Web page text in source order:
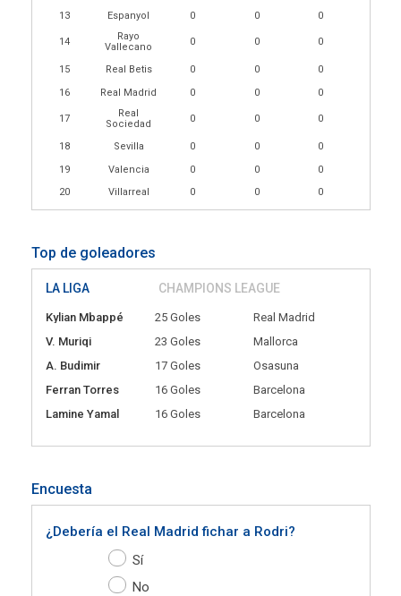
13 Espanyol 0 0 0
14
Rayo
Vallecano
0 0 0
15 Real Betis 0 0
0
16
Real Madrid 0 0 0
17
Real
Sociedad
0 0 0
18 Sevilla 0 0
0
19
Valencia 0 0
0
20
Villarreal 0 0 0
Top de goleadores
LA LIGA CHAMPIONS LEAGUE
Kylian Mbappé 25 Goles
Real Madrid
V. Muriqi
23 Goles
Mallorca
A. Budimir
17 Goles
Osasuna
Ferran Torres
16 Goles
Barcelona
Lamine Yamal
16 Goles Barcelona
Encuesta
¿Debería el Real Madrid fichar a Rodri?
Sí
No